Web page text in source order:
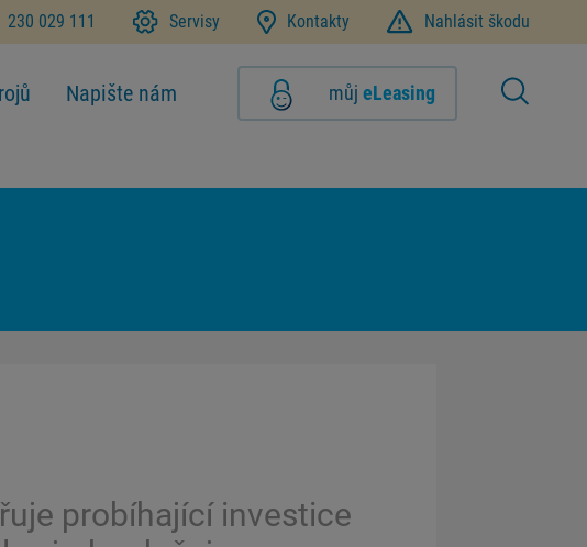
230 029 111 Servisy Kontakty Nahlásit škodu
Napište nám můj eLeasing
probíhající investice